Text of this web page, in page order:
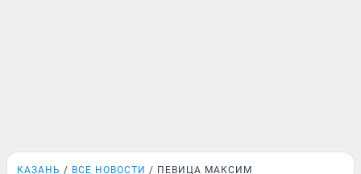
КАЗАНЬ ВСЕ НОВОСТИ ПЕВИЦА МАКСИМ